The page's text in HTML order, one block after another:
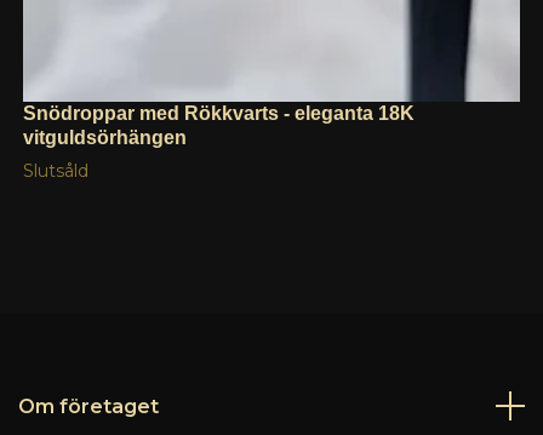
Snödroppar med Rökkvarts - eleganta 18K
vitguldsörhängen
Slutsåld
Om företaget